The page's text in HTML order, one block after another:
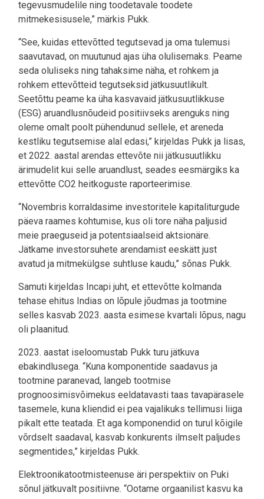
tegevusmudelile ning toodetavale toodete
mitmekesisusele,” märkis Pukk.
“See, kuidas ettevõtted tegutsevad ja oma tulemusi
saavutavad, on muutunud ajas üha olulisemaks. Peame
seda oluliseks ning tahaksime näha, et rohkem ja
rohkem ettevõtteid tegutseksid jätkusuutlikult.
Seetõttu peame ka üha kasvavaid jätkusuutlikkuse
(ESG) aruandlusnõudeid positiivseks arenguks ning
oleme omalt poolt pühendunud sellele, et areneda
kestliku tegutsemise alal edasi,” kirjeldas Pukk ja lisas,
et 2022. aastal arendas ettevõte nii jätkusuutlikku
ärimudelit kui selle aruandlust, seades eesmärgiks ka
ettevõtte CO2 heitkoguste raporteerimise.
“Novembris korraldasime investoritele kapitaliturgude
päeva raames kohtumise, kus oli tore näha paljusid
meie praeguseid ja potentsiaalseid aktsionäre.
Jätkame investorsuhete arendamist eeskätt just
avatud ja mitmekülgse suhtluse kaudu,” sõnas Pukk.
Samuti kirjeldas Incapi juht, et ettevõtte kolmanda
tehase ehitus Indias on lõpule jõudmas ja tootmine
selles kasvab 2023. aasta esimese kvartali lõpus, nagu
oli plaanitud.
2023. aastat iseloomustab Pukk turu jätkuva
ebakindlusega. “Kuna komponentide saadavus ja
tootmine paranevad, langeb tootmise
prognoosimisvõimekus eeldatavasti taas tavapärasele
tasemele, kuna kliendid ei pea vajalikuks tellimusi liiga
pikalt ette teatada. Et aga komponendid on turul kõigile
võrdselt saadaval, kasvab konkurents ilmselt paljudes
segmentides,” kirjeldas Pukk.
Elektroonikatootmisteenuse äri perspektiiv on Puki
sõnul jätkuvalt positiivne. “Ootame orgaanilist kasvu ka